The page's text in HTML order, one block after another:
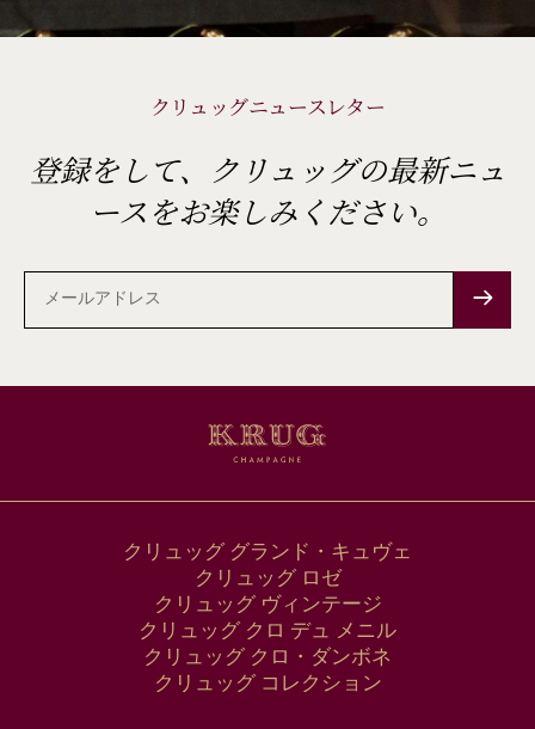
クリュッグニュースレター
登録をして、クリュッグの最新ニュ
ースをお楽しみください。
メ
ー
ル
ア
ド
クリュッグ グランド・キュヴェ
クリュッグ ロゼ
クリュッグ ヴィンテージ
クリュッグ クロ デュ メニル
クリュッグ クロ・ダンボネ
クリュッグ コレクション